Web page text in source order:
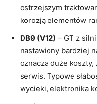
ostrzejszym
korozją elementów
DB9 (V12) – GT z
nastawiony bardziej
oznacza duże koszty,
serwis. Typowe
wycieki, elektronika